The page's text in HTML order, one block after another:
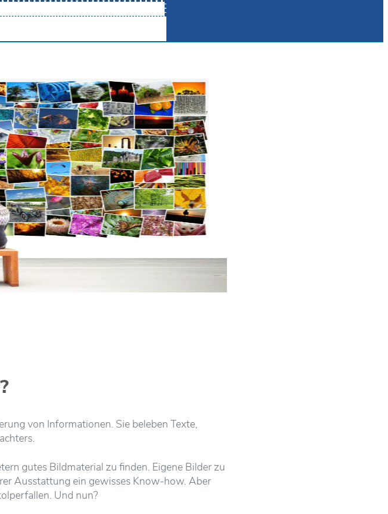
von Informationen. Sie beleben Texte,
gutes Bildmaterial zu finden. Eigene Bilder zu
Ausstattung ein gewisses Know-how. Aber
Und nun?